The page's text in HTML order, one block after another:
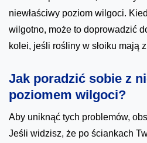
niewłaściwy poziom wilgoci.
wilgotno, może to doprowadzić
kolei, jeśli rośliny w słoiku mają
Jak poradzić sobie z
poziomem wilgoci?
Aby uniknąć tych problemów,
Jeśli widzisz, że po ściankach